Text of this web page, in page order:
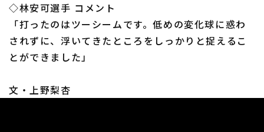
利用規約 プライバシーポリシー
特定商取引法の表示 アルバイト募集（別ウィンドウで開く
◇林安可選手 コメント
「打ったのはツーシームです。低めの変化球に惑わ
されずに、浮いてきたところをしっかりと捉えるこ
とができました」
文・上野梨杏